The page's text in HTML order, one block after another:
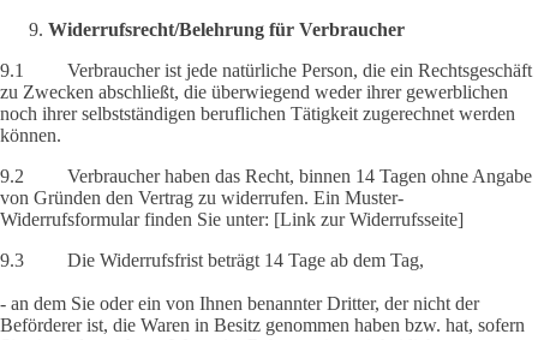
Widerrufsrecht/Belehrung für Verbraucher
9.1 Verbraucher ist jede natürliche Person, die ein Rechtsgeschäft
zu Zwecken abschließt, die überwiegend weder ihrer gewerblichen
noch ihrer selbstständigen beruflichen Tätigkeit zugerechnet werden
können.
9.2 Verbraucher haben das Recht, binnen 14 Tagen ohne Angabe
von Gründen den Vertrag zu widerrufen. Ein Muster-
Widerrufsformular finden Sie unter: [Link zur Widerrufsseite]
9.3 Die Widerrufsfrist beträgt 14 Tage ab dem Tag,
- an dem Sie oder ein von Ihnen benannter Dritter, der nicht der
Beförderer ist, die Waren in Besitz genommen haben bzw. hat, sofern